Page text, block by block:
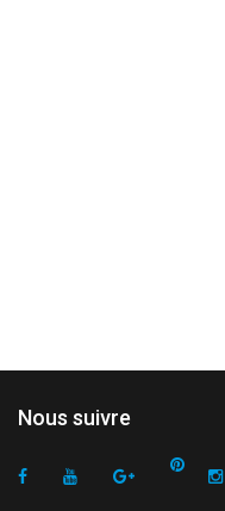
Nous suivre